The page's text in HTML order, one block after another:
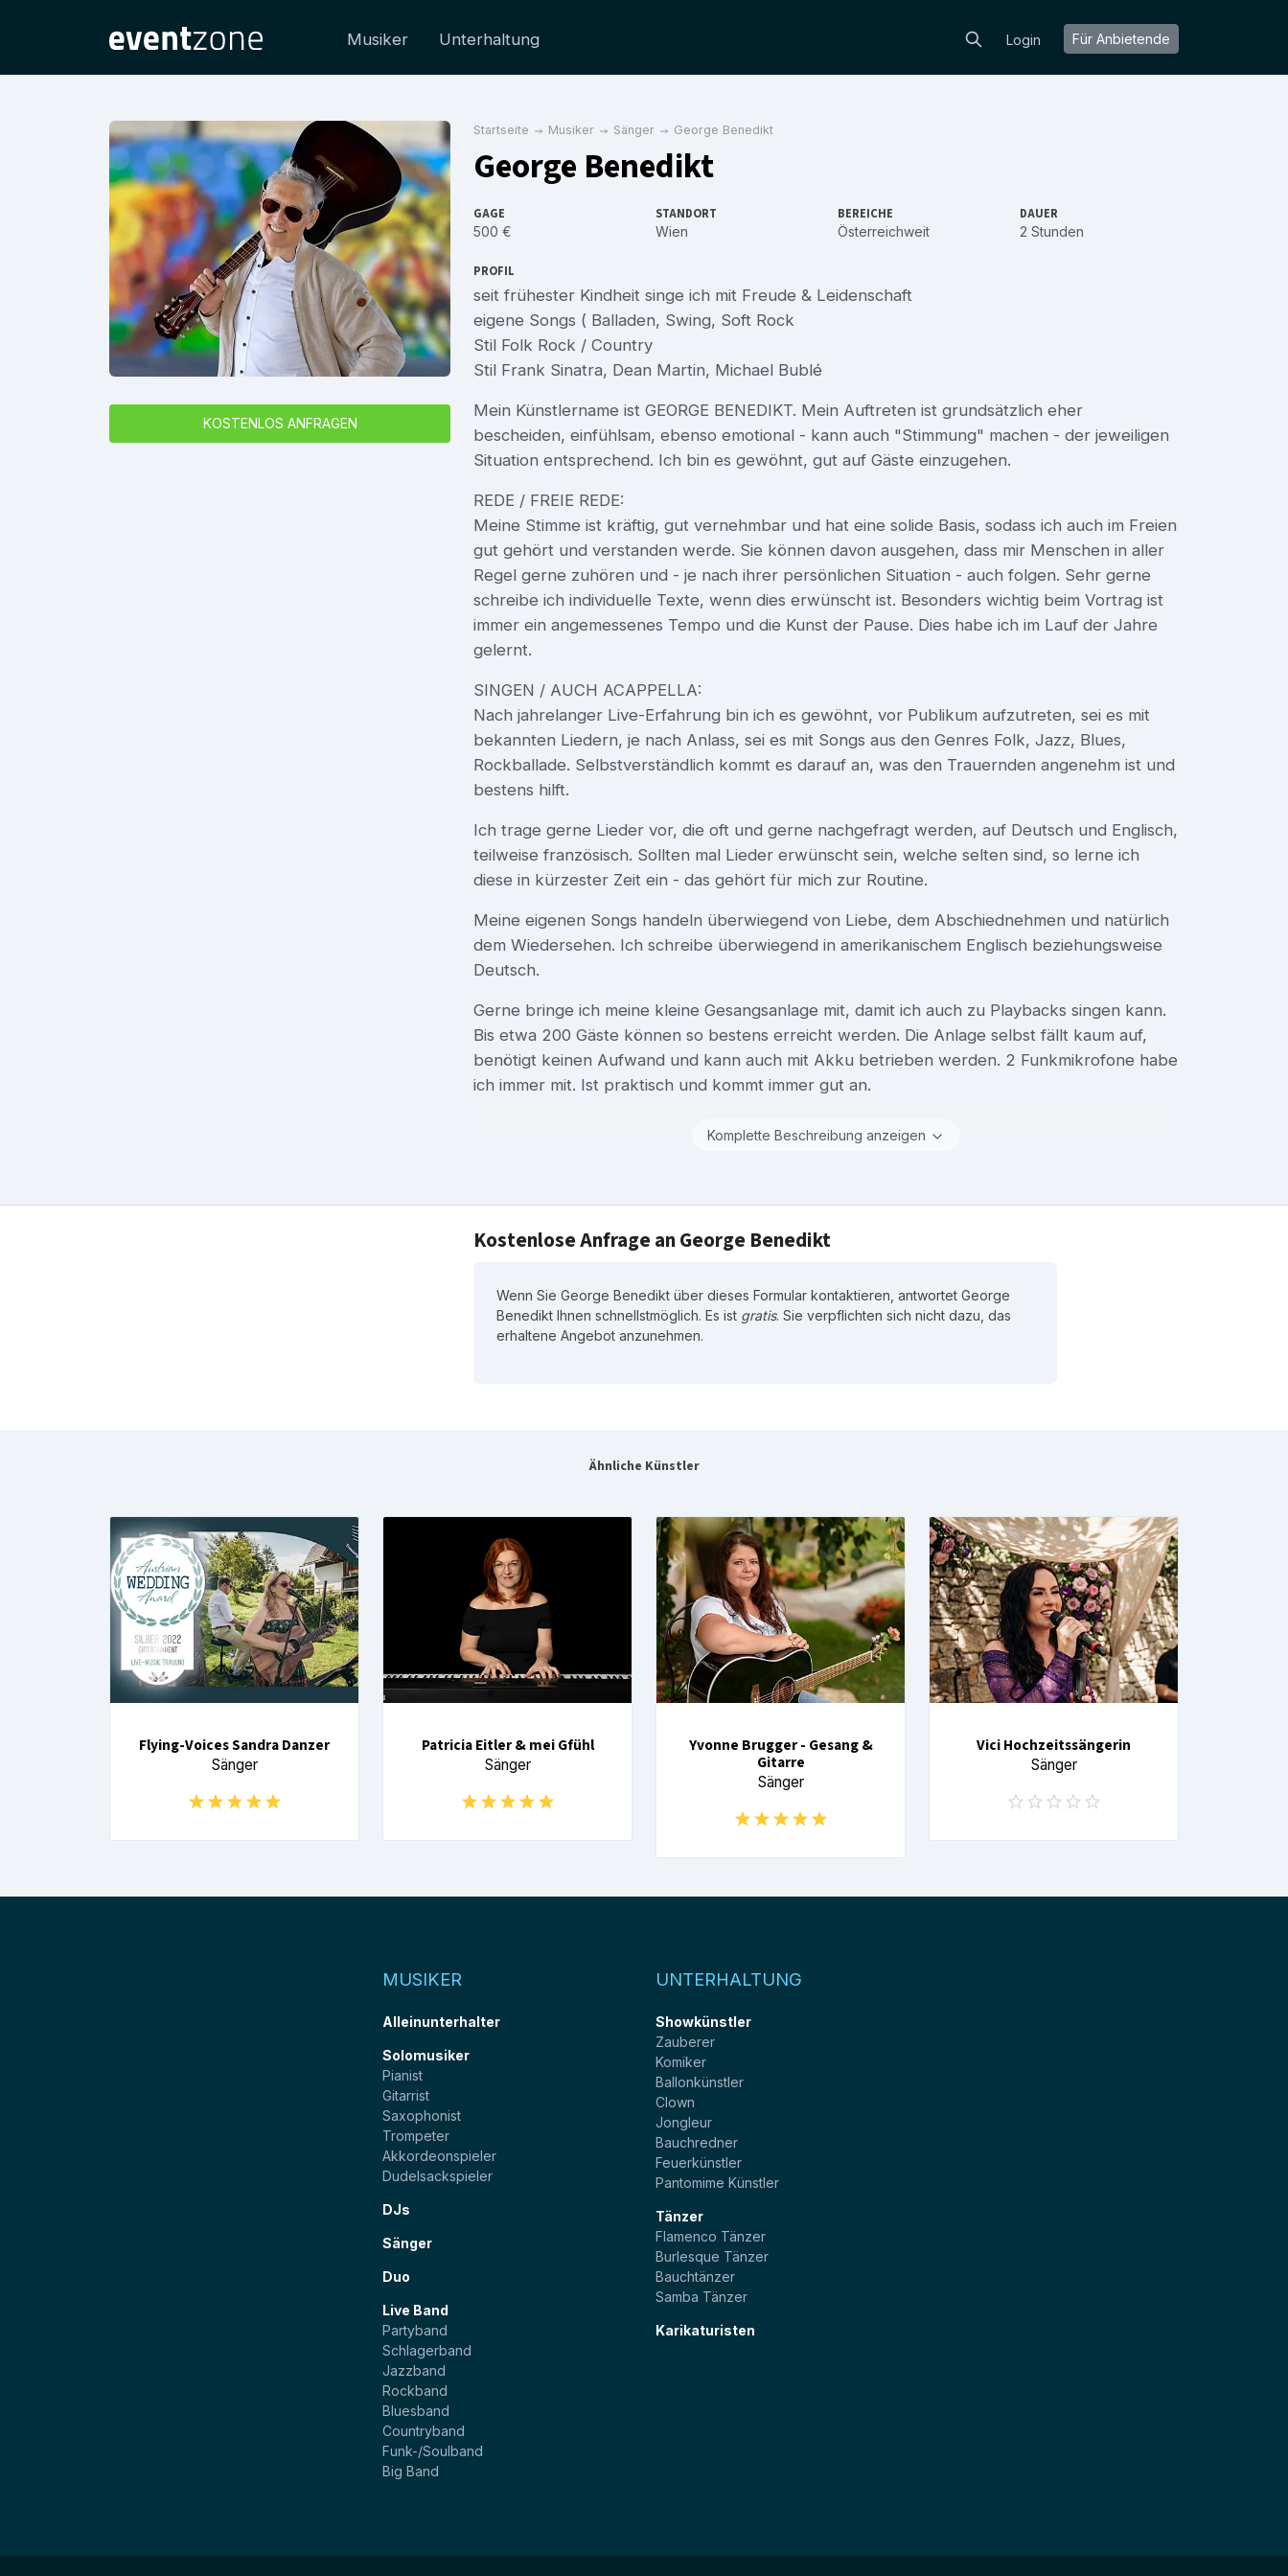
Musiker Unterhaltung Login Für Anbietende
KOSTENLOS ANFRAGEN
Startseite Musiker Sänger George Benedikt
George Benedikt
GAGE
500 €
STANDORT
Wien
BEREICHE
Österreichweit
DAUER
2 Stunden
PROFIL
seit frühester Kindheit singe ich mit Freude & Leidenschaft
eigene Songs ( Balladen, Swing, Soft Rock
Stil Folk Rock / Country
Stil Frank Sinatra, Dean Martin, Michael Bublé
Mein Künstlername ist GEORGE BENEDIKT. Mein Auftreten ist grundsätzlich eher
bescheiden, einfühlsam, ebenso emotional - kann auch "Stimmung" machen - der jeweiligen
Situation entsprechend. Ich bin es gewöhnt, gut auf Gäste einzugehen.
REDE / FREIE REDE:
Meine Stimme ist kräftig, gut vernehmbar und hat eine solide Basis, sodass ich auch im Freien
gut gehört und verstanden werde. Sie können davon ausgehen, dass mir Menschen in aller
Regel gerne zuhören und - je nach ihrer persönlichen Situation - auch folgen. Sehr gerne
schreibe ich individuelle Texte, wenn dies erwünscht ist. Besonders wichtig beim Vortrag ist
immer ein angemessenes Tempo und die Kunst der Pause. Dies habe ich im Lauf der Jahre
gelernt.
SINGEN / AUCH ACAPPELLA:
Nach jahrelanger Live-Erfahrung bin ich es gewöhnt, vor Publikum aufzutreten, sei es mit
bekannten Liedern, je nach Anlass, sei es mit Songs aus den Genres Folk, Jazz, Blues,
Rockballade. Selbstverständlich kommt es darauf an, was den Trauernden angenehm ist und
bestens hilft.
Ich trage gerne Lieder vor, die oft und gerne nachgefragt werden, auf Deutsch und Englisch,
teilweise französisch. Sollten mal Lieder erwünscht sein, welche selten sind, so lerne ich
diese in kürzester Zeit ein - das gehört für mich zur Routine.
Meine eigenen Songs handeln überwiegend von Liebe, dem Abschiednehmen und natürlich
dem Wiedersehen. Ich schreibe überwiegend in amerikanischem Englisch beziehungsweise
Deutsch.
Gerne bringe ich meine kleine Gesangsanlage mit, damit ich auch zu Playbacks singen kann.
Bis etwa 200 Gäste können so bestens erreicht werden. Die Anlage selbst fällt kaum auf,
benötigt keinen Aufwand und kann auch mit Akku betrieben werden. 2 Funkmikrofone habe
ich immer mit. Ist praktisch und kommt immer gut an.
Komplette Beschreibung anzeigen
Kostenlose Anfrage an George Benedikt
Wenn Sie George Benedikt über dieses Formular kontaktieren, antwortet George
Benedikt Ihnen schnellstmöglich. Es ist gratis. Sie verpflichten sich nicht dazu, das
erhaltene Angebot anzunehmen.
Ähnliche Künstler
Flying-Voices Sandra Danzer
Sänger
Patricia Eitler & mei Gfühl
Sänger
Yvonne Brugger - Gesang &
Gitarre
Sänger
Vici Hochzeitssängerin
Sänger
MUSIKER
Alleinunterhalter
Solomusiker
Pianist
Gitarrist
Saxophonist
Trompeter
Akkordeonspieler
Dudelsackspieler
DJs
Sänger
Duo
Live Band
Partyband
Schlagerband
Jazzband
Rockband
Bluesband
Countryband
Funk-/Soulband
Big Band
UNTERHALTUNG
Showkünstler
Zauberer
Komiker
Ballonkünstler
Clown
Jongleur
Bauchredner
Feuerkünstler
Pantomime Künstler
Tänzer
Flamenco Tänzer
Burlesque Tänzer
Bauchtänzer
Samba Tänzer
Karikaturisten